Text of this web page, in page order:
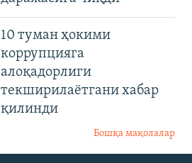
10 туман ҳокими
коррупцияга
алоқадорлиги
текширилаётгани хабар
қилинди
Бошқа мақолалар